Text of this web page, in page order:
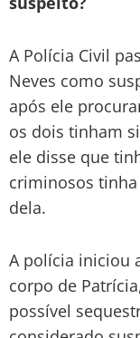
A Polícia Civil
Neves como
após ele
os dois tinham
ele disse que
criminosos
dela.
A polícia iniciou
corpo de
possível